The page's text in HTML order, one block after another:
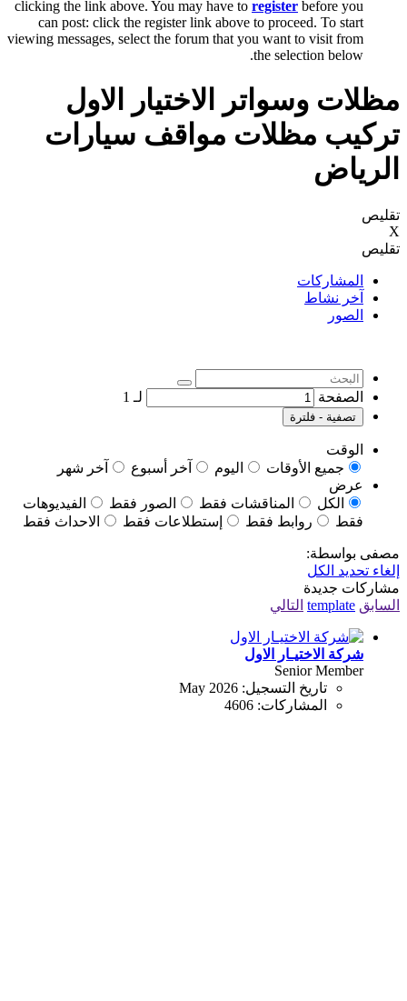
clicking the link above. You may have to register before you
can post: click the register link above to proceed. To start
viewing messages, select the forum that you want to visit from
the selection below.
مظلات وسواتر الاختيار الاول
تركيب مظلات مواقف سيارات
الرياض
تقليص
X
تقليص
المشاركات
آخر نشاط
الصور
الصفحة لـ 1
تصفية - فلترة
الوقت
جميع الأوقات
اليوم آخر أسبوع
آخر شهر
عرض
الكل
المناقشات فقط الصور فقط
الفيديوهات
فقط
روابط فقط إستطلاعات فقط الاحداث فقط
مصفى بواسطة:
إلغاء تحديد الكل
مشاركات جديدة
السابق template التالي
شركة الاختيـار الاول
Senior Member
تاريخ التسجيل: May 2026
المشاركات: 4606